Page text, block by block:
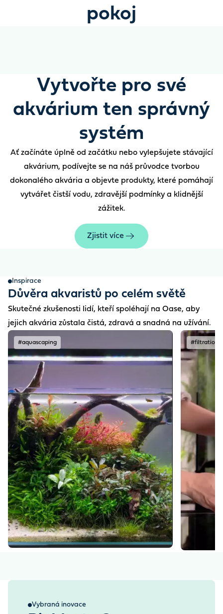
pokoj
Vytvořte pro své
akvárium ten správný
systém
Ať začínáte úplně od začátku nebo vylepšujete stávající
akvárium, podívejte se na náš průvodce tvorbou
dokonalého akvária a objevte produkty, které pomáhají
vytvářet čistší vodu, zdravější podmínky a klidnější
zážitek.
Zjistit více
Inspirace
Důvěra akvaristů po celém světě
Skutečné zkušenosti lidí, kteří spoléhají na Oase, aby
jejich akvária zůstala čistá, zdravá a snadná na užívání.
#aquascaping #filtration
Vybraná inovace